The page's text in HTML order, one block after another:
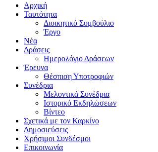
Αρχική
Ταυτότητα
Διοικητικό Συμβούλιο
Έργο
Νέα
Δράσεις
Ημερολόγιο Δράσεων
Έρευνα
Θέσπιση Υποτροφιών
Συνέδρια
Μελοντικά Συνέδρια
Ιστορικό Εκδηλώσεων
Βίντεο
Σχετικά με τον Καρκίνο
Δημοσιεύσεις
Χρήσιμοι Συνδέσμοι
Επικοινωνία